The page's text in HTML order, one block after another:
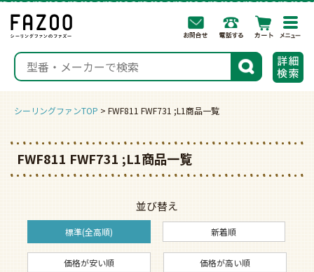
検索
シーリングファンTOP FWF811 FWF731 ;L1商品一覧
FWF811 FWF731 ;L1商品一覧
並び替え
標準(全高順) 新着順
価格が安い順 価格が高い順